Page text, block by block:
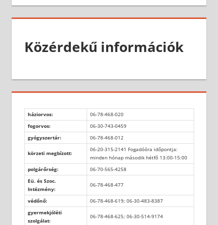
Közérdekű információk
háziorvos:
06-78-468-020
fogorvos:
06-30-743-0459
gyógyszertár:
06-78-468-012
körzeti megbízott:
06-20-315-2141 Fogadóóra időpontja:
minden hónap második hétfő 13:00-15:00
polgárőrség:
06-70-565-4258
Eü. és Szoc.
Intézmény:
06-78-468-477
védőnő:
06-78-468-619; 06-30-483-8387
gyermekjóléti
szolgálat:
06-78-468-625; 06-30-514-9174